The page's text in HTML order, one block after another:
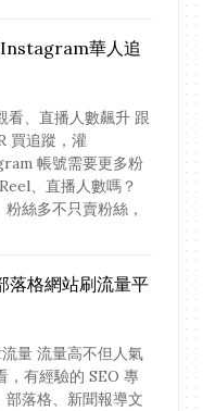
華人追
看、直播人數飆升 跟
買追蹤，灌
帳號需要更多粉
、直播人數嗎？
絲多不只賣粉絲，
格網站刷流量平
量 流量高不但人氣
，有經驗的 SEO 專
落格、新聞報導文